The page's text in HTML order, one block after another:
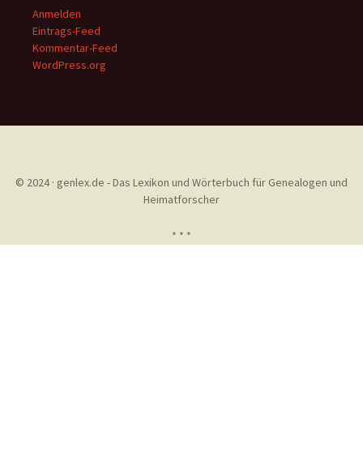
Anmelden
Eintrags-Feed
Kommentar-Feed
WordPress.org
© 2024 · genlex.de - Das Lexikon und Wörterbuch für Genealogen und
Heimatforscher
* * *